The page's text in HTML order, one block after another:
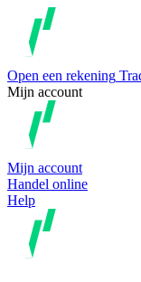
Open een rekening
Mijn account
Mijn account
Handel online
Help